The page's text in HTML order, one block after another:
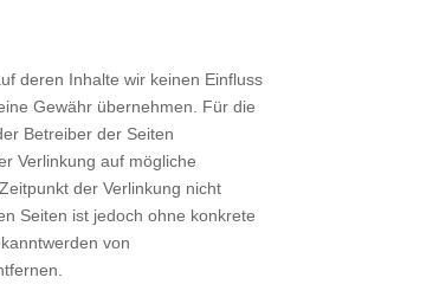
deren Inhalte wir keinen Einfluss
Gewähr übernehmen. Für die
Betreiber der Seiten
Verlinkung auf mögliche
der Verlinkung nicht
Seiten ist jedoch ohne konkrete
von